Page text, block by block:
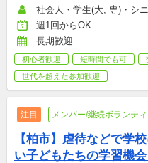
社会人・学生(大, 専)・シ
週1回からOK
長期歓迎
初心者歓迎 短時間でも可
世代を超えた参加歓迎
注目 メンバー/継続ボランテ
【柏市】虐待などで学
い子どもたちの学習機